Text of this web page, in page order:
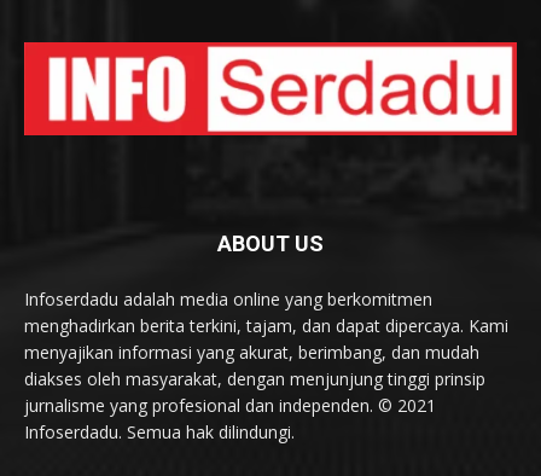
ABOUT US
Infoserdadu adalah media online yang berkomitmen
menghadirkan berita terkini, tajam, dan dapat dipercaya. Kami
menyajikan informasi yang akurat, berimbang, dan mudah
diakses oleh masyarakat, dengan menjunjung tinggi prinsip
jurnalisme yang profesional dan independen. © 2021
Infoserdadu. Semua hak dilindungi.